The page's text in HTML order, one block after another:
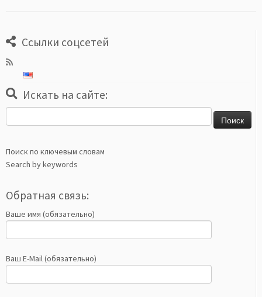
Ссылки соцсетей
Искать на сайте:
Поиск по ключевым словам
Search by keywords
Обратная связь:
Ваше имя (обязательно)
Ваш E-Mail (обязательно)